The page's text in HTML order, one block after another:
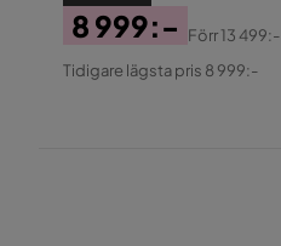
Pris
8 999:-
Original
Förr13 499:-
Tidigare lägsta pris 8 999:-